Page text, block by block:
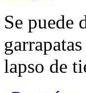
Se puede
lapso de